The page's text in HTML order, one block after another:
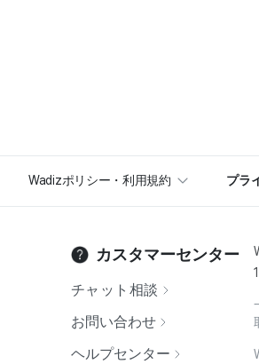
Wadizポリシー・利用規約 プラ
カスタマーセンター
チャット相談
お問い合わせ
ヘルプセンター